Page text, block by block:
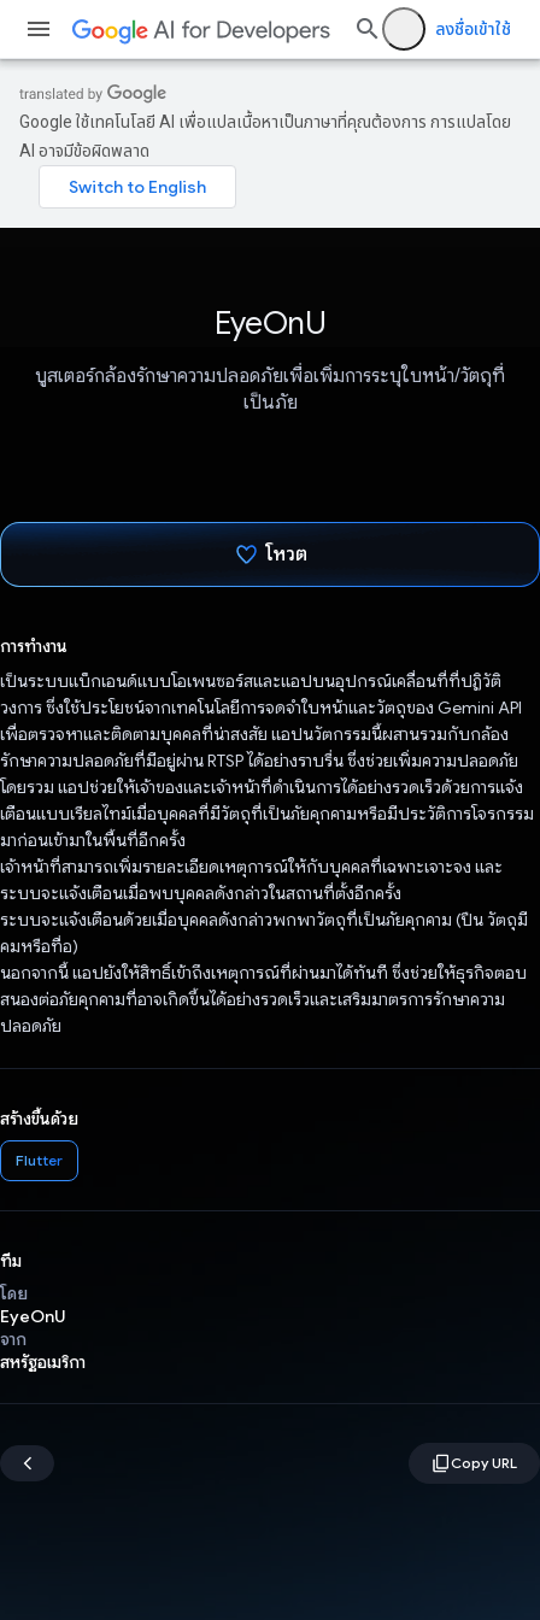
ลงชื่อเข้าใช้
Google ใช้เทคโนโลยี AI เพื่อแปลเนื้อหาเป็นภาษาที่คุณต้องการ การแปลโดย
AI อาจมีข้อผิดพลาด
EyeOnU
บูสเตอร์กล้องรักษาความปลอดภัยเพื่อเพิ่มการระบุใบหน้า/วัตถุที่
เป็นภัย
โหวต
การทำงาน
เป็นระบบแบ็กเอนด์แบบโอเพนซอร์สและแอปบนอุปกรณ์เคลื่อนที่ที่ปฏิวัติ
วงการ ซึ่งใช้ประโยชน์จากเทคโนโลยีการจดจำใบหน้าและวัตถุของ Gemini API
เพื่อตรวจหาและติดตามบุคคลที่น่าสงสัย แอปนวัตกรรมนี้ผสานรวมกับกล้อง
รักษาความปลอดภัยที่มีอยู่ผ่าน RTSP ได้อย่างราบรื่น ซึ่งช่วยเพิ่มความปลอดภัย
โดยรวม แอปช่วยให้เจ้าของและเจ้าหน้าที่ดำเนินการได้อย่างรวดเร็วด้วยการแจ้ง
เตือนแบบเรียลไทม์เมื่อบุคคลที่มีวัตถุที่เป็นภัยคุกคามหรือมีประวัติการโจรกรรม
มาก่อนเข้ามาในพื้นที่อีกครั้ง
เจ้าหน้าที่สามารถเพิ่มรายละเอียดเหตุการณ์ให้กับบุคคลที่เฉพาะเจาะจง และ
ระบบจะแจ้งเตือนเมื่อพบบุคคลดังกล่าวในสถานที่ตั้งอีกครั้ง
ระบบจะแจ้งเตือนด้วยเมื่อบุคคลดังกล่าวพกพาวัตถุที่เป็นภัยคุกคาม (ปืน วัตถุมี
คมหรือทื่อ)
นอกจากนี้ แอปยังให้สิทธิ์เข้าถึงเหตุการณ์ที่ผ่านมาได้ทันที ซึ่งช่วยให้ธุรกิจตอบ
สนองต่อภัยคุกคามที่อาจเกิดขึ้นได้อย่างรวดเร็วและเสริมมาตรการรักษาความ
ปลอดภัย
สร้างขึ้นด้วย
Flutter
ทีม
โดย
EyeOnU
จาก
สหรัฐอเมริกา